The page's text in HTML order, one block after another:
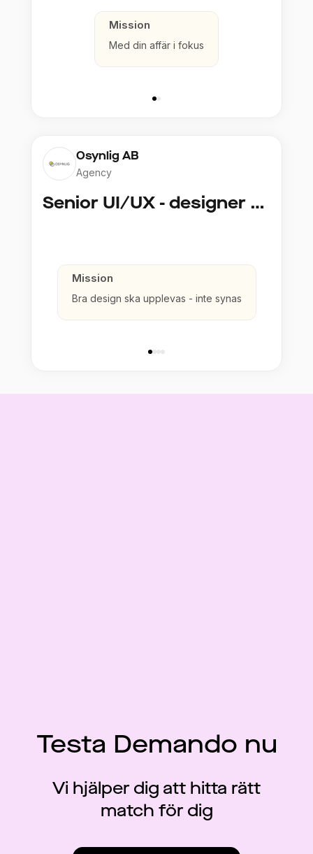
Mission
Med din affär i fokus
Osynlig AB
Agency
Senior UI/UX - designer (Stockholm)
Mission
Bra design ska upplevas - inte synas
Testa Demando nu
Vi hjälper dig att hitta rätt
match för dig